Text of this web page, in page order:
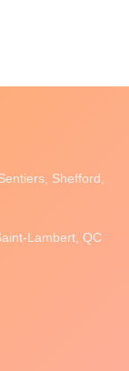
Shefford,
Lambert, QC